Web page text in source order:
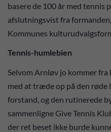
basere de 100 år med tennis
afslutningsvist fra
Kommunes
Tennis-humlebien
Selvom Arnløv jo kommer
med at træde op på den
forstand, og den rutinerede
sammenligne Give Tennis
der ret beset ikke burde